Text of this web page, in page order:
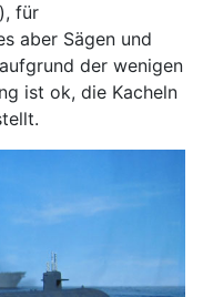
für
aber Sägen und
der wenigen
ist ok, die Kacheln